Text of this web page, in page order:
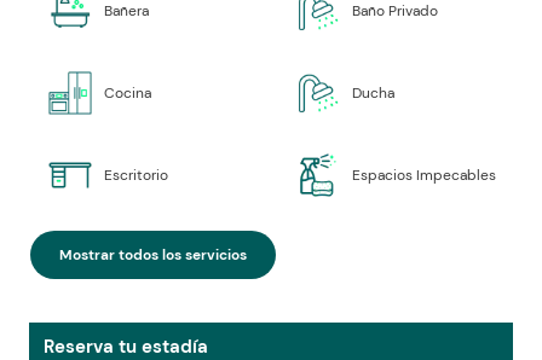
Bañera Baño Privado
Cocina Ducha
Escritorio Espacios Impecables
Mostrar todos los servicios
Reserva tu estadía